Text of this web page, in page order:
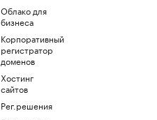
Облако для
бизнеса
Корпоративный
регистратор
доменов
Хостинг
сайтов
Рег.решения